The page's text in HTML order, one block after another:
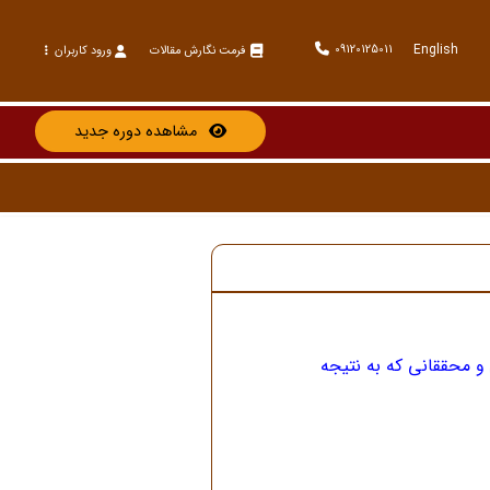
English
09120125011 فرمت نگارش مقالات ورود کاربران
مشاهده دوره جدید
و محققانی که به نتیجه